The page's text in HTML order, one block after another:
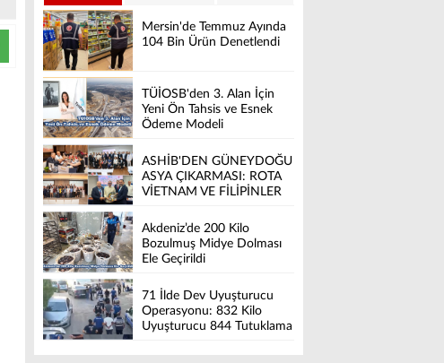
Mersin'de Temmuz Ayında
104 Bin Ürün Denetlendi
TÜİOSB'den 3. Alan İçin
Yeni Ön Tahsis ve Esnek
Ödeme Modeli
ASHİB'DEN GÜNEYDOĞU
ASYA ÇIKARMASI: ROTA
VİETNAM VE FİLİPİNLER
Akdeniz’de 200 Kilo
Bozulmuş Midye Dolması
Ele Geçirildi
71 İlde Dev Uyuşturucu
Operasyonu: 832 Kilo
Uyuşturucu 844 Tutuklama